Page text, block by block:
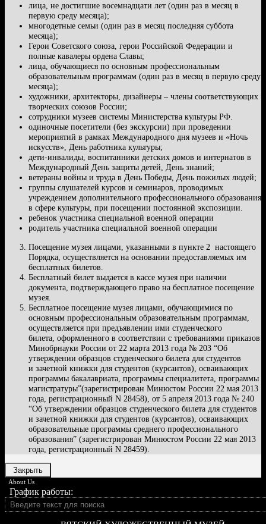
лица, не достигшие восемнадцати лет (один раз в месяц в
первую среду месяца);
многодетные семьи (один раз в месяц последняя суббота
месяца);
Герои Советского союза, герои Российской Федерации и
полные кавалеры ордена Славы;
лица, обучающиеся по основным профессиональным
образовательным программам (один раз в месяц в первую среду
месяца);
художники, архитекторы, дизайнеры – члены соответствующих
творческих союзов России;
сотрудники музеев системы Министерства культуры РФ.
одиночные посетители (без экскурсии) при проведении
мероприятий в рамках Международного дня музеев и «Ночь
искусств», День работника культуры;
дети-инвалиды, воспитанники детских домов и интернатов в
Международный День защиты детей, День знаний;
ветераны войны и труда в День Победы, День пожилых людей;
группы слушателей курсов и семинаров, проводимых
учреждением дополнительного профессионального образования
в сфере культуры, при посещении постоянной экспозиции.
ребенок участника специальной военной операции
родитель участника специальной военной операции
Посещение музея лицами, указанными в пункте 2 настоящего
Порядка, осуществляется на основании предоставляемых им
бесплатных билетов.
Бесплатный билет выдается в кассе музея при наличии
документа, подтверждающего право на бесплатное посещение
музея.
Бесплатное посещение музея лицами, обучающимися по
основным профессиональным образовательным программам,
осуществляется при предъявлении ими студенческого
билета, оформленного в соответствии с требованиями приказов
Минобрнауки России от 22 марта 2013 года № 203 “Об
утверждении образцов студенческого билета для студентов
и зачетной книжки для студентов (курсантов), осваивающих
программы бакалавриата, программы специалитета, программы
магистратуры”(зарегистрирован Минюстом России 22 мая 2013
года, регистрационный N 28458), от 5 апреля 2013 года № 240
“Об утверждении образцов студенческого билета для студентов
и зачетной книжки для студентов (курсантов), осваивающих
образовательные программы среднего профессионального
образования” (зарегистрирован Минюстом России 22 мая 2013
года, регистрационный N 28459).
Закрыть
About Us
График работы: